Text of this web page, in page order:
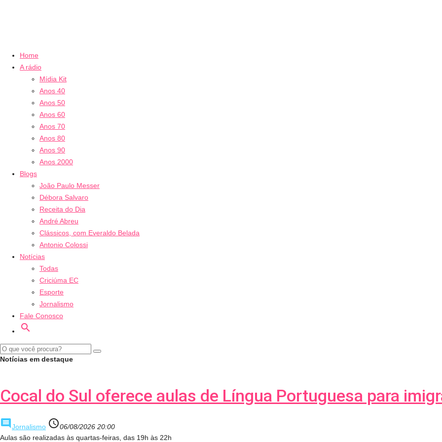
Home
A rádio
Mídia Kit
Anos 40
Anos 50
Anos 60
Anos 70
Anos 80
Anos 90
Anos 2000
Blogs
João Paulo Messer
Débora Salvaro
Receita do Dia
André Abreu
Clássicos, com Everaldo Belada
Antonio Colossi
Notícias
Todas
Criciúma EC
Esporte
Jornalismo
Fale Conosco
search
Notícias em destaque
Cocal do Sul oferece aulas de Língua Portuguesa para
comment Jornalismo access_time06/08/2026 20:00
Aulas são realizadas às quartas-feiras, das 19h às 22h